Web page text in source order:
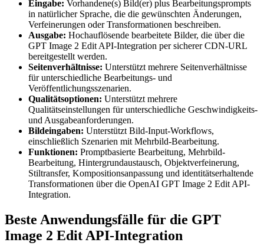
Eingabe: Vorhandene(s) Bild(er) plus Bearbeitungsprompts
in natürlicher Sprache, die die gewünschten Änderungen,
Verfeinerungen oder Transformationen beschreiben.
Ausgabe: Hochauflösende bearbeitete Bilder, die über die
GPT Image 2 Edit API-Integration per sicherer CDN-URL
bereitgestellt werden.
Seitenverhältnisse: Unterstützt mehrere Seitenverhältnisse
für unterschiedliche Bearbeitungs- und
Veröffentlichungsszenarien.
Qualitätsoptionen: Unterstützt mehrere
Qualitätseinstellungen für unterschiedliche Geschwindigkeits-
und Ausgabeanforderungen.
Bildeingaben: Unterstützt Bild-Input-Workflows,
einschließlich Szenarien mit Mehrbild-Bearbeitung.
Funktionen: Promptbasierte Bearbeitung, Mehrbild-
Bearbeitung, Hintergrundaustausch, Objektverfeinerung,
Stiltransfer, Kompositionsanpassung und identitätserhaltende
Transformationen über die OpenAI GPT Image 2 Edit API-
Integration.
Beste Anwendungsfälle für die GPT
Image 2 Edit API-Integration